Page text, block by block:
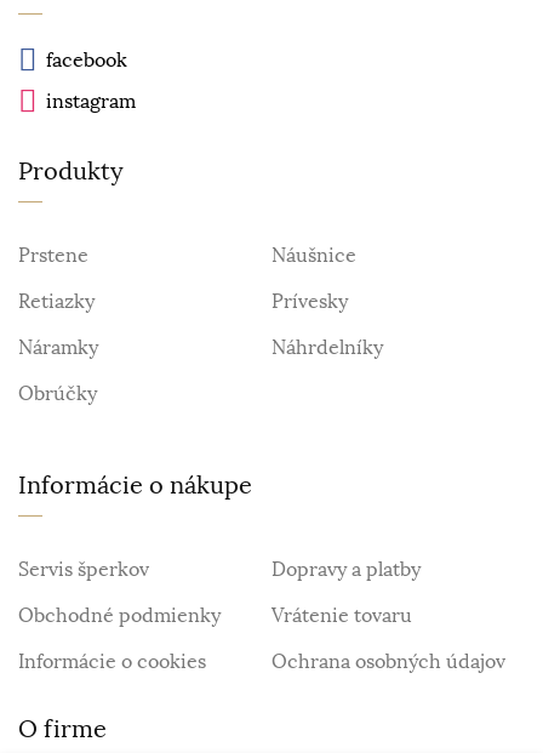
facebook
instagram
Produkty
Prstene
Náušnice
Retiazky
Prívesky
Náramky
Náhrdelníky
Obrúčky
Informácie o nákupe
Servis šperkov
Dopravy a platby
Obchodné podmienky
Vrátenie tovaru
Informácie o cookies
Ochrana osobných údajov
O firme